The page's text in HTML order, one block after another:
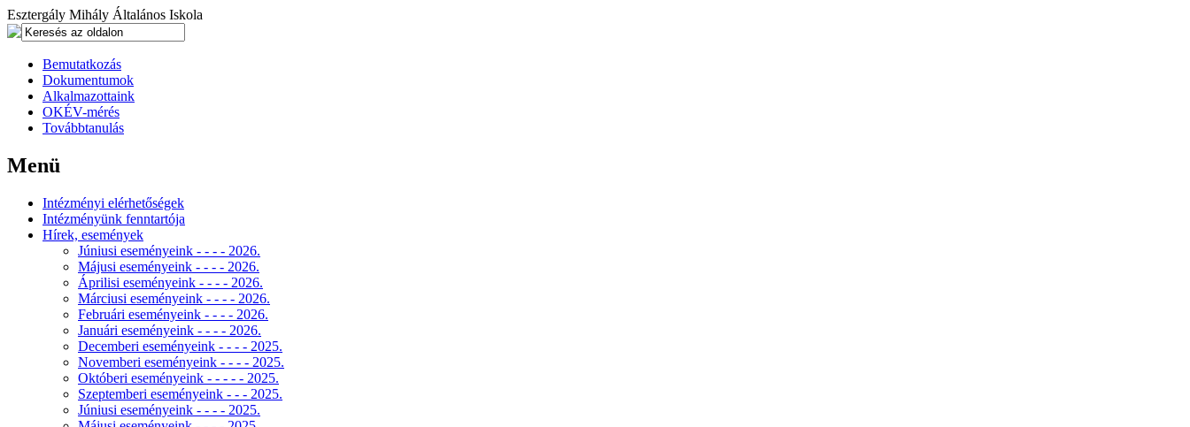
Esztergály Mihály Általános Iskola
Bemutatkozás
Dokumentumok
Alkalmazottaink
OKÉV-mérés
Továbbtanulás
Menü
Intézményi elérhetőségek
Intézményünk fenntartója
Hírek, események
Júniusi eseményeink - - - - 2026.
Májusi eseményeink - - - - 2026.
Áprilisi eseményeink - - - - 2026.
Márciusi eseményeink - - - - 2026.
Februári eseményeink - - - - 2026.
Januári eseményeink - - - - 2026.
Decemberi eseményeink - - - - 2025.
Novemberi eseményeink - - - - 2025.
Októberi eseményeink - - - - - 2025.
Szeptemberi eseményeink - - - 2025.
Júniusi eseményeink - - - - 2025.